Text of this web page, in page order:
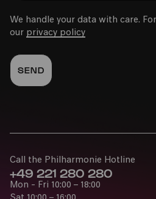
05.04.2022
15:00
Bürgerhaus Kalk
We handle your data with care.
our privacy policy
Call the Philharmonie Hotline
+49 221 280 280
Mon - Fri 10:00 – 18:00